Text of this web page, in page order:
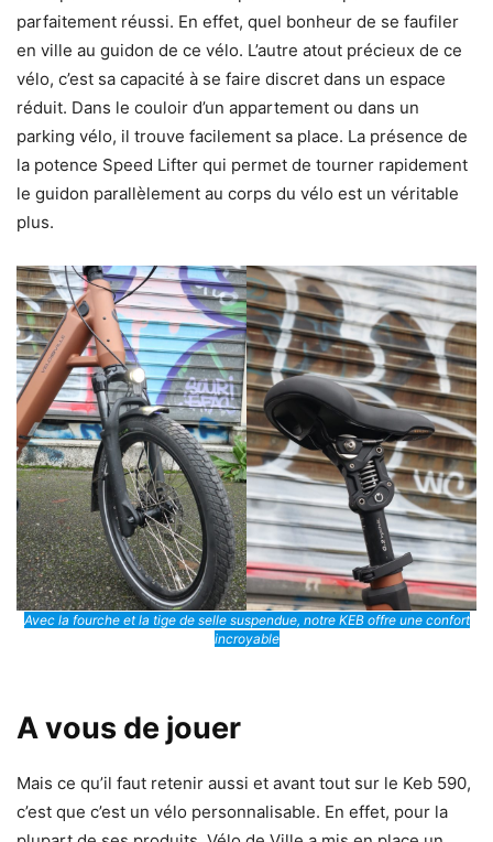
parfaitement réussi. En effet, quel bonheur de se faufiler
en ville au guidon de ce vélo. L’autre atout précieux de ce
vélo, c’est sa capacité à se faire discret dans un espace
réduit. Dans le couloir d’un appartement ou dans un
parking vélo, il trouve facilement sa place. La présence de
la potence Speed Lifter qui permet de tourner rapidement
le guidon parallèlement au corps du vélo est un véritable
plus.
Avec la fourche et la tige de selle suspendue, notre KEB offre une confort
incroyable
A vous de jouer
Mais ce qu’il faut retenir aussi et avant tout sur le Keb 590,
c’est que c’est un vélo personnalisable. En effet, pour la